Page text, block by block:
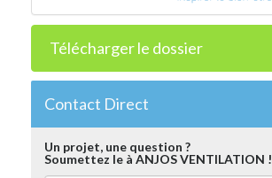
Télécharger le dossier
Contact Direct
Un projet, une question ?
Soumettez le à ANJOS VENTILATION !